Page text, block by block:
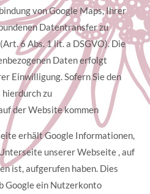
von Google Maps, Ihrer
Datentransfer zu
6 Abs. 1 lit. a DSGVO). Die
Daten erfolgt
Einwilligung. Sofern Sie den
zu
der Website kommen
erhält Google Informationen,
unserer Webseite , auf
ist, aufgerufen haben. Dies
Google ein Nutzerkonto